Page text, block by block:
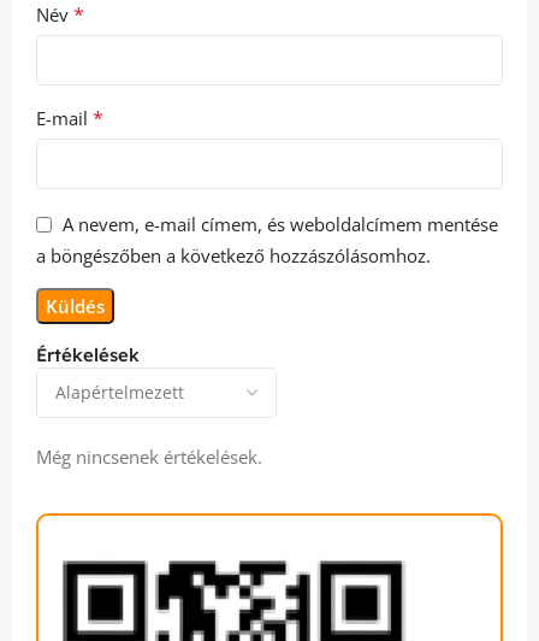
Értékelések
Még nincsenek értékelések.
Név *
E-mail *
A nevem, e-mail címem, és weboldalcímem mentése
a böngészőben a következő hozzászólásomhoz.